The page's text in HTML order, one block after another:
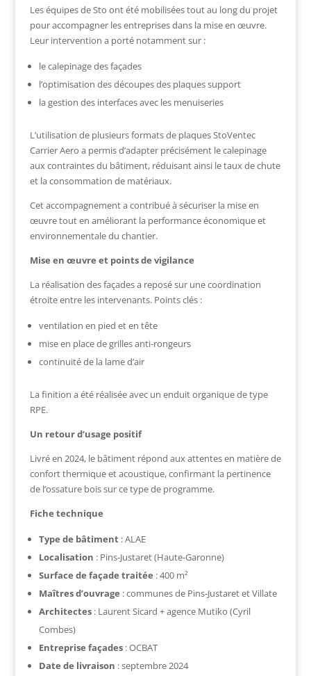
Les équipes deSto ont été mobilisées tout au long du projet
pour accompagner les entreprises dans la mise en œuvre.
Leur intervention a porté notamment sur :
le calepinage des façades
l’optimisation des découpes des plaques support
la gestion des interfaces avec les menuiseries
L’utilisation de plusieurs formats de plaques StoVentec
Carrier Aero a permis d’adapter précisément le calepinage
aux contraintes du bâtiment, réduisant ainsi le taux de chute
et la consommation de matériaux.
Cet accompagnement a contribué à sécuriser la mise en
œuvre tout en améliorant la performance économique et
environnementale du chantier.
Mise en œuvre et points de vigilance
La réalisation des façades a reposé sur une coordination
étroite entre les intervenants. Points clés :
ventilation en pied et en tête
mise en place de grilles anti-rongeurs
continuité de la lame d’air
La finition a été réalisée avec un enduit organique de type
RPE.
Un retour d’usage positif
Livré en 2024, le bâtiment répond aux attentes en matière de
confort thermique et acoustique, confirmant la pertinence
de l’ossature bois sur ce type de programme.
Fiche technique
Type de bâtiment: ALAE
Localisation : Pins-Justaret (Haute-Garonne)
Surface de façade traitée : 400 m²
Maîtres d’ouvrage : communes de Pins-Justaret et Villate
Architectes: Laurent Sicard + agence Mutiko (Cyril
Combes)
Entreprise façades: OCBAT
Date de livraison : septembre 2024